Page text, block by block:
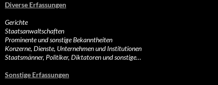
Diverse Erfassungen
Gerichte
Staatsanwaltschaften
Prominente und sonstige Bekanntheiten
Konzerne, Dienste, Unternehmen und Institutionen
Staatsmänner, Politiker, Diktatoren und sonstige…
Sonstige Erfassungen